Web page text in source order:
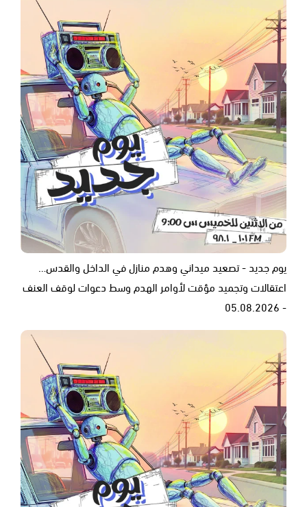
يوم جديد - تصعيد ميداني وهدم منازل في الداخل والقدس…
اعتقالات وتجميد مؤقت لأوامر الهدم وسط دعوات لوقف العنف
- 05.08.2026